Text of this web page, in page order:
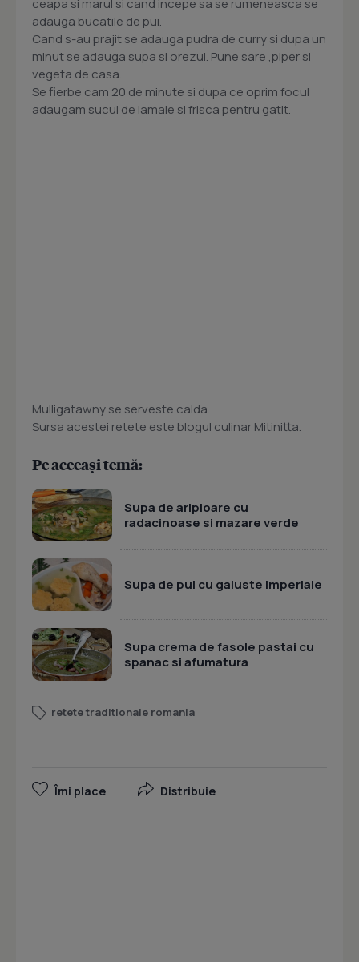
ceapa si marul si cand incepe sa se rumeneasca se
adauga bucatile de pui.
Cand s-au prajit se adauga pudra de curry si dupa un
minut se adauga supa si orezul. Pune sare ,piper si
vegeta de casa.
Se fierbe cam 20 de minute si dupa ce oprim focul
adaugam sucul de lamaie si frisca pentru gatit.
Mulligatawny se serveste calda.
Sursa acestei retete este blogul culinar Mitinitta.
Pe aceeași temă:
Supa de aripioare cu
radacinoase si mazare verde
Supa de pui cu galuste imperiale
Supa crema de fasole pastai cu
spanac si afumatura
retete traditionale romania
Îmi place Distribuie